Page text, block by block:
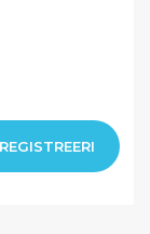
REGISTREERI